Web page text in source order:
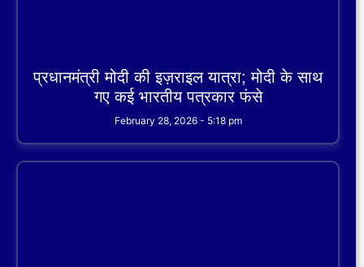
प्रधानमंत्री मोदी की इज़राइल यात्रा; मोदी के साथ
गए कई भारतीय पत्रकार फंसे
February 28, 2026 5:18 pm